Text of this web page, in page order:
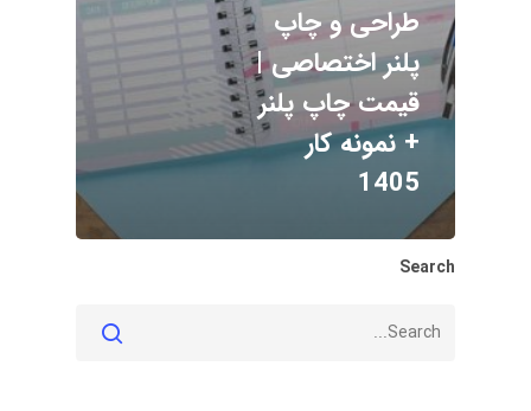
طراحی و چاپ
پلنر اختصاصی |
قیمت چاپ پلنر
+ نمونه کار
1405
Search